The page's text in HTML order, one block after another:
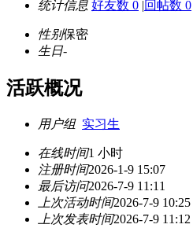
统计信息 好友数 0 |回帖数 0
性别保密
生日-
活跃概况
用户组 实习生
在线时间1 小时
注册时间2026-1-9 15:07
最后访问2026-7-9 11:11
上次活动时间2026-7-9 10:25
上次发表时间2026-7-9 11:12